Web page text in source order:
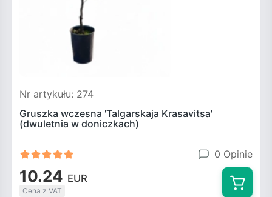
Nr artykułu: 274
Gruszka wczesna 'Talgarskaja Krasavitsa'
(dwuletnia w doniczkach)
0 Opinie
10.24 EUR
Cena z VAT